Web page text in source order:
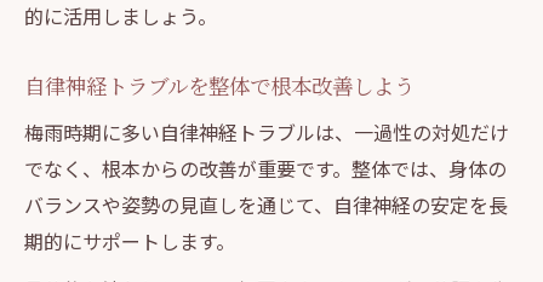
的に活用しましょう。
自律神経トラブルを整体で根本改善しよう
梅雨時期に多い自律神経トラブルは、一過性の対処だけ
でなく、根本からの改善が重要です。整体では、身体の
バランスや姿勢の見直しを通じて、自律神経の安定を長
期的にサポートします。